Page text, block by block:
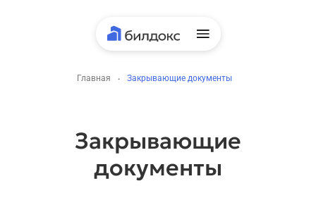
Главная · Закрывающие документы
Закрывающие
документы